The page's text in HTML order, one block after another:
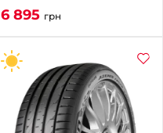
+38 (068)-923-74-19
- Калинова
6 895 грн